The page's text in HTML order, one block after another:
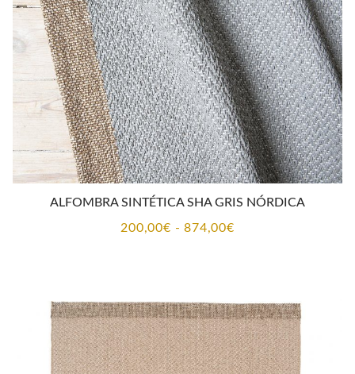
874,00€
ALFOMBRA SINTÉTICA SHA GRIS NÓRDICA
200,00€ - 874,00€Rango
200,00€
hasta
874,00€